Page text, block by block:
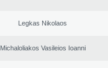
Legkas Nikolaos
Michaloliakos Vasileios Ioanni